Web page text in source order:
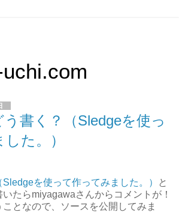
書く？（Sledgeを使っ
た。）
を使って作ってみました。）
と
たらmiyagawaさんからコメントが！
ことなので、ソースを公開してみま